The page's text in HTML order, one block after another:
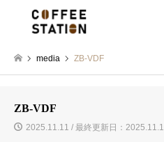
media ZB-VDF
ZB-VDF
2025.11.11 / 最終更新日：